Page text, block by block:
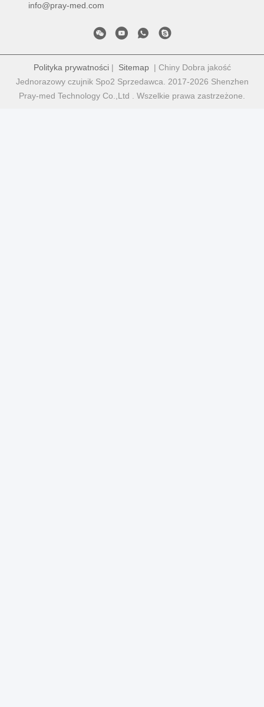
info@pray-med.com
Polityka prywatności| Sitemap| Chiny Dobra jakość
Jednorazowy czujnik Spo2 Sprzedawca. 2017-2026 Shenzhen
Pray-med Technology Co.,Ltd . Wszelkie prawa zastrzeżone.